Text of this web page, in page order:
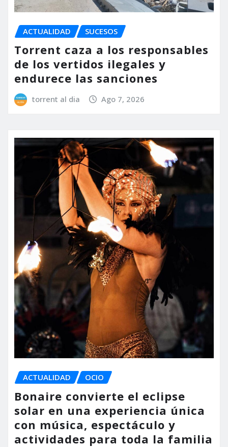
ACTUALIDAD SUCESOS
Torrent caza a los responsables
de los vertidos ilegales y
endurece las sanciones
torrent al dia Ago 7, 2026
ACTUALIDAD OCIO
Bonaire convierte el eclipse
solar en una experiencia única
con música, espectáculo y
actividades para toda la familia